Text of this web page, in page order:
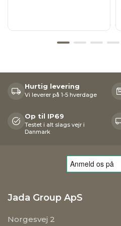
Hurtig levering
Vi leverer på 1-5 hverdage
Op til IP69
Testet i alt slags vejr i
Danmark
Jada Group ApS
Norgesvej 2